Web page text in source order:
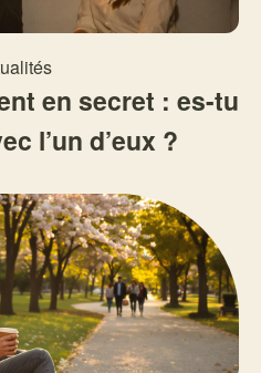
en secret : es-tu
l’un d’eux ?